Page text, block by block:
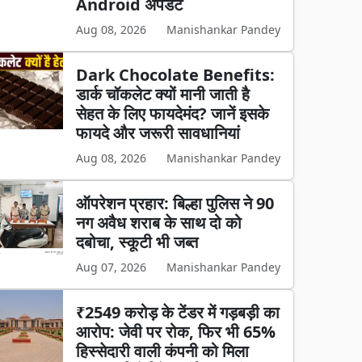
Android अपडेट
Aug 08, 2026 Manishankar Pandey
Dark Chocolate Benefits:
डार्क चॉकलेट क्यों मानी जाती है
सेहत के लिए फायदेमंद? जानें इसके
फायदे और जरूरी सावधानियां
Aug 08, 2026 Manishankar Pandey
ऑपरेशन प्रहार: बिल्हा पुलिस ने 90
नग अवैध शराब के साथ दो को
दबोचा, स्कूटी भी जब्त
Aug 07, 2026 Manishankar Pandey
₹2549 करोड़ के टेंडर में गड़बड़ी का
आरोप: जेवी पर रोक, फिर भी 65%
हिस्सेदारी वाली कंपनी को मिला